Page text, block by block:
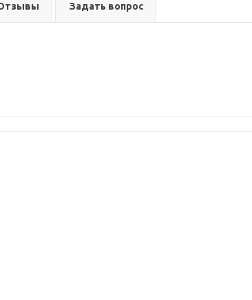
Задать вопрос